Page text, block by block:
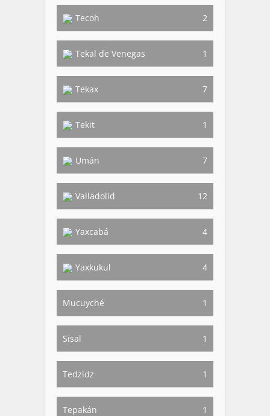
Tecoh 2
Tekal de Venegas 1
Tekax 7
Tekit 1
Umán 7
Valladolid 12
Yaxcabá 4
Yaxkukul 4
Mucuyché 1
Sisal 1
Tedzidz 1
Tepakán 1